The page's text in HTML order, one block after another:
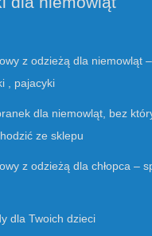
z odzieżą dla niemowląt
, pajacyki
dla niemowląt, bez
ze sklepu
z odzieżą dla chłopca –
dla Twoich dzieci